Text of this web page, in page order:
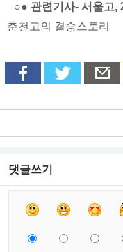
○● 관련기사- 서울고,
춘천고의 결승스토리
댓글쓰기